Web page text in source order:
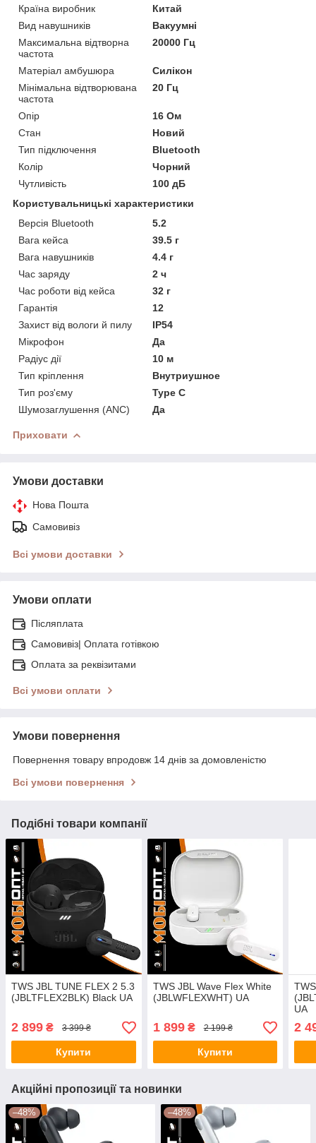
Країна виробник
Китай
Вид навушників
Вакуумні
Максимальна відтворна
частота
20000 Гц
Матеріал амбушюра
Силікон
Мінімальна відтворювана
частота
20 Гц
Опір
16 Ом
Стан
Новий
Тип підключення
Bluetooth
Колір
Чорний
Чутливість
100 дБ
Користувальницькі характеристики
Версія Bluetooth
5.2
Вага кейса
39.5 г
Вага навушників
4.4 г
Час заряду
2 ч
Час роботи від кейса
32 г
Гарантія
12
Захист від вологи й пилу
IP54
Мікрофон
Да
Радіус дії
10 м
Тип кріплення
Внутриушное
Тип роз'єму
Type C
Шумозаглушення (ANC)
Да
Приховати
Умови доставки
Нова Пошта
Самовивіз
Всі умови доставки
Умови оплати
Післяплата
Самовивіз| Оплата готівкою
Оплата за реквізитами
Всі умови оплати
Умови повернення
Повернення товару впродовж 14 днів за домовленістю
Всі умови повернення
Подібні товари компанії
TWS JBL TUNE FLEX 2 5.3
(JBLTFLEX2BLK) Black UA
2 899 ₴ 3 399 ₴
Купити
TWS JBL Wave Flex White
(JBLWFLEXWHT) UA
1 899₴ 2 199 ₴
Купити
UA
2
Акційні пропозиції та новинки
–48% –48%